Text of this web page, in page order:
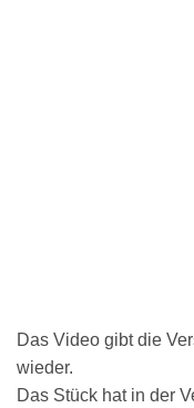
Das Video gibt die
wieder.
Das Stück hat in der